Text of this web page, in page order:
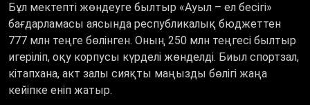
Бұл мектепті жөндеуге былтыр «Ауыл – ел бесігі»
бағдарламасы аясында республикалық бюджеттен
777 млн теңге бөлінген. Оның 250 млн теңгесі былтыр
игеріліп, оқу корпусы күрделі жөнделді. Биыл спортзал,
кітапхана, акт залы сияқты маңызды бөлігі жаңа
кейіпке еніп жатыр.